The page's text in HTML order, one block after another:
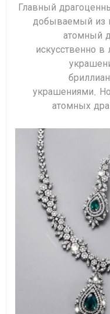
Главный
добываемый из
атомный
искусственно в
украшениями.
атомных